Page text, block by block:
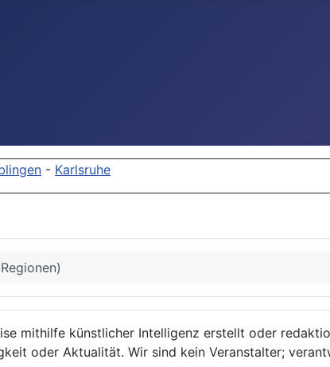
- Karlsruhe
mithilfe künstlicher Intelligenz erstellt oder
oder Aktualität. Wir sind kein Veranstalter;